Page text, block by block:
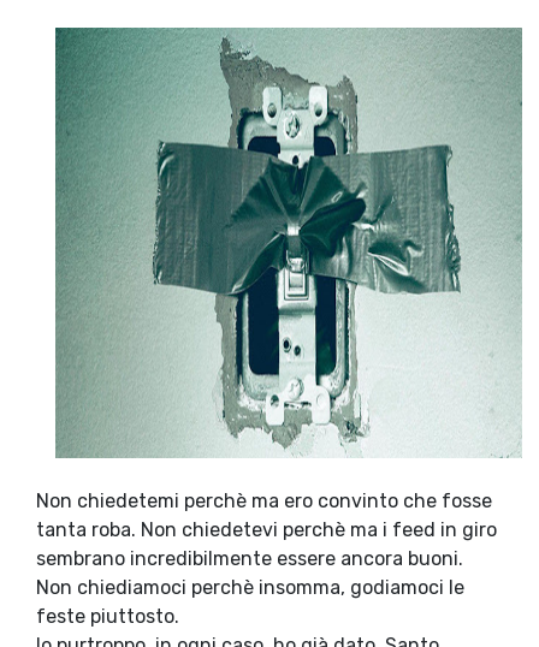
Non chiedetemi perchè ma ero convinto che fosse
tanta roba. Non chiedetevi perchè ma i feed in giro
sembrano incredibilmente essere ancora buoni.
Non chiediamoci perchè insomma, godiamoci le
feste piuttosto.